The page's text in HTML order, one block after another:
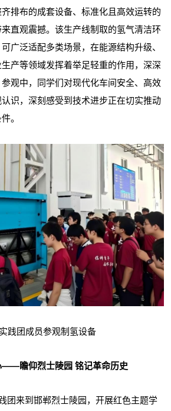
排布的成套设备、标准化且高效运转的
直观震撼。该生产线制取的氢气清洁环
广泛适配多类场景，在能源结构升级、
产等领域发挥着举足轻重的作用，深深
参观中，同学们对现代化车间安全、高效
识，深刻感受到技术进步正在切实推动
。
实践团成员参观制氢设备
——瞻仰烈士陵园 铭记革命历史
团来到邯郸烈士陵园，开展红色主题学